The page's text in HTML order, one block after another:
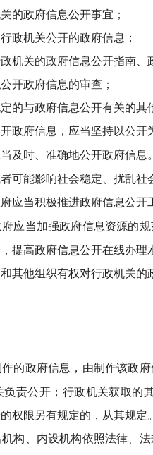
的政府信息公开事宜；
政机关公开的政府信息；
政机关的政府信息公开指南
开政府信息的审查；
定的与政府信息公开有关的其
政府信息，应当坚持以公开
及时、准确地公开政府信息
可能影响社会稳定、扰乱
应当积极推进政府信息公开
应当加强政府信息资源的
提高政府信息公开在线办理
其他组织有权对行政机关的
的政府信息，由制作该政
责公开； 行政机关获取的
权限另有规定的，从其规定
构、内设机构依照法律、